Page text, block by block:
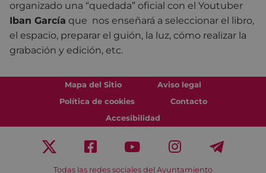
organizado una “quedada” oficial con el Youtuber
Iban García que nos enseñará a seleccionar el libro,
el espacio, preparar el guión, la luz, cómo realizar la
grabación y edición, etc.
Mapa del Sitio
Aviso legal
Política de cookies
Contacto
Accesibilidad
Todas las redes sociales del Ayuntamiento